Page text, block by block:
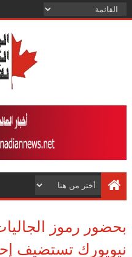
بحضور رموز
نيويورك تستضيف